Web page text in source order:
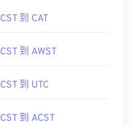
CST 到 CAT
CST 到 AWST
CST 到 UTC
CST 到 ACST